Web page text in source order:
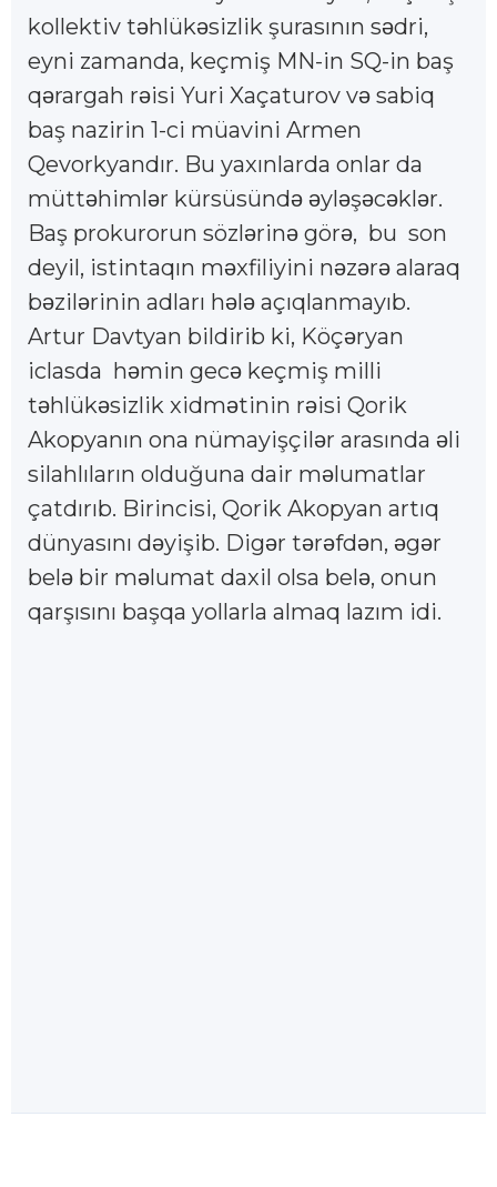
kollektiv təhlükəsizlik şurasının sədri,
eyni zamanda, keçmiş MN-in SQ-in baş
qərargah rəisi Yuri Xaçaturov və sabiq
baş nazirin 1-ci müavini Armen
Qevorkyandır. Bu yaxınlarda onlar da
müttəhimlər kürsüsündə əyləşəcəklər.
Baş prokurorun sözlərinə görə, bu son
deyil, istintaqın məxfiliyini nəzərə alaraq
bəzilərinin adları hələ açıqlanmayıb.
Artur Davtyan bildirib ki, Köçəryan
iclasda həmin gecə keçmiş milli
təhlükəsizlik xidmətinin rəisi Qorik
Akopyanın ona nümayişçilər arasında əli
silahlıların olduğuna dair məlumatlar
çatdırıb. Birincisi, Qorik Akopyan artıq
dünyasını dəyişib. Digər tərəfdən, əgər
belə bir məlumat daxil olsa belə, onun
qarşısını başqa yollarla almaq lazım idi.